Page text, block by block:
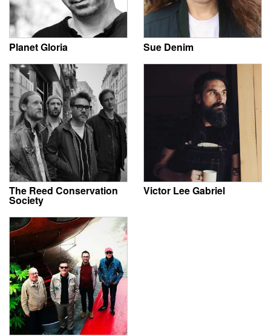
Planet Gloria Sue Denim
The Reed Conservation
Society
Victor Lee Gabriel